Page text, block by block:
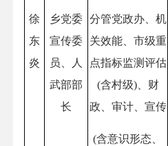
徐
东
炎
乡党委
宣传委
员、人
武部部
长
分管党政办、机
关效能、市级重
点指标监测评估
(含村级)、财
政、审计、宣传
(含意识形态、